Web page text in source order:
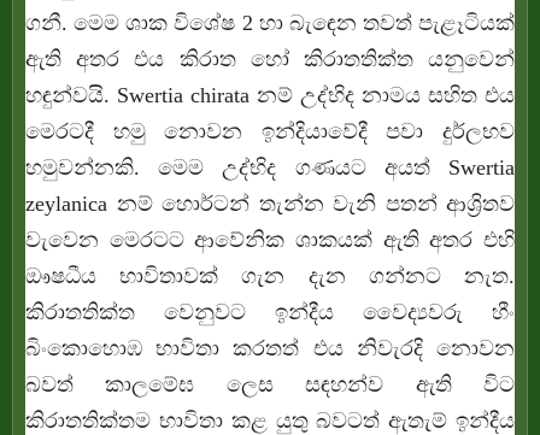
ගනී. මෙම ශාක විශේෂ 2 හා බැඳෙන තවත් පැළෑටියක්
ඇති අතර එය කිරාත හෝ කිරාතතික්ත යනුවෙන්
හඳුන්වයි. Swertia chirata නම් උද්භිද නාමය සහිත එය
මෙරටදී හමු නොවන ඉන්දියාවේදී පවා දුර්ලභව
හමුවන්නකි. මෙම උද්භිද ගණයට අයත් Swertia
zeylanica නම් හොර්ටන් තැන්න වැනි පතන් ආශ්‍රිතව
වැවෙන මෙරටට ආවේනික ශාකයක් ඇති අතර එහි
ඖෂධීය භාවිතාවක් ගැන දැන ගන්නට නැත.
කිරාතතික්ත වෙනුවට ඉන්දීය වෛද්‍යවරු හීං
බිංකොහොඹ භාවිතා කරතත් එය නිවැරදි නොවන
බවත් කාලමේඝ ලෙස සඳහන්ව ඇති විට
කිරාතතික්තම භාවිතා කළ යුතු බවටත් ඇතැම් ඉන්දීය